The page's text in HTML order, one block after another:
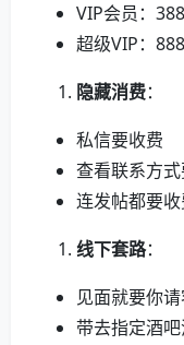
VIP会员：
超级VIP：
隐藏消费：
私信要收费
查看联系方
连发帖都要收
线下套路：
见面就要你
带去指定酒